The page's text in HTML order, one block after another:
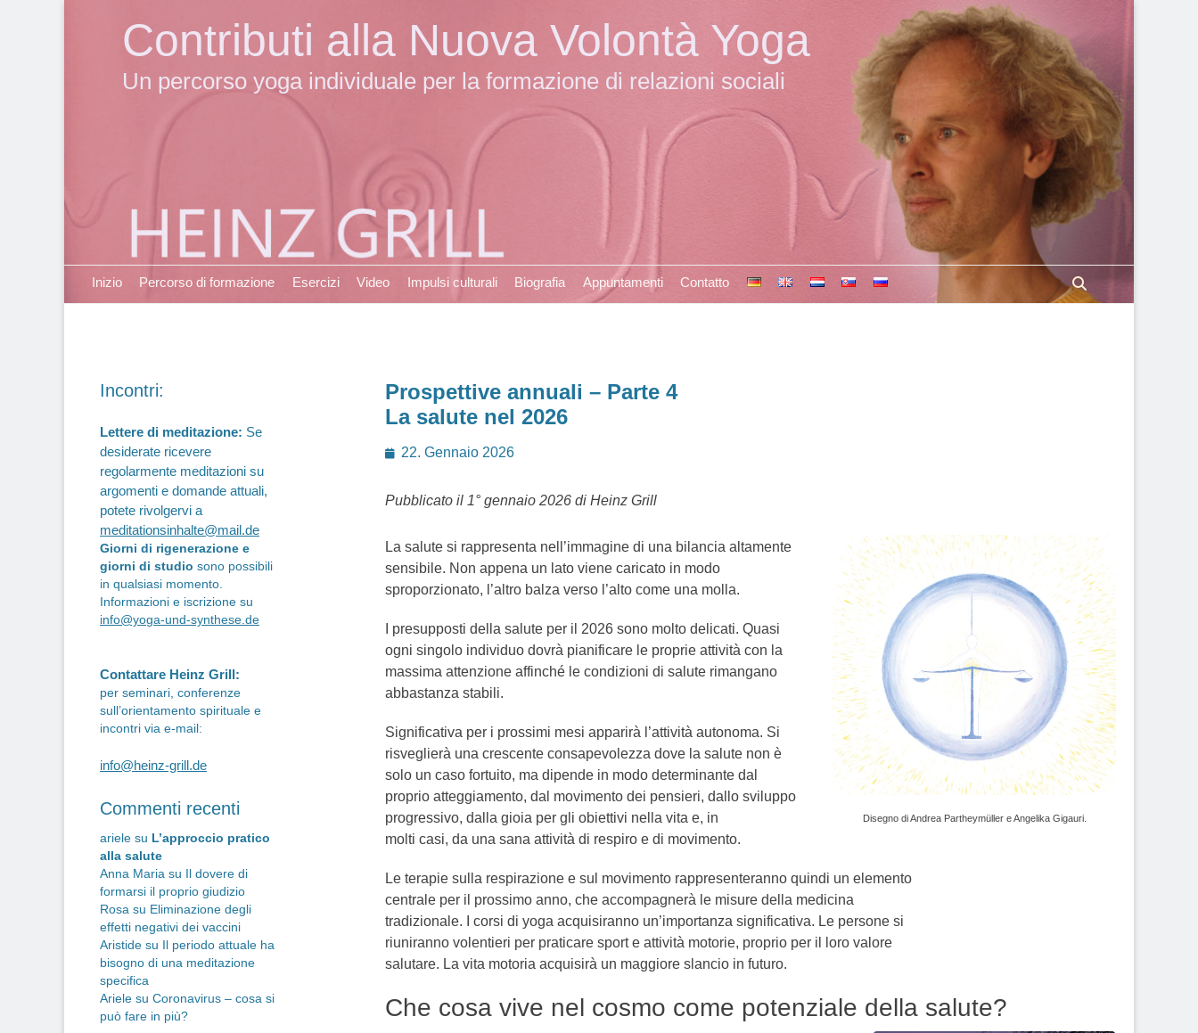
Contributi alla Nuova Volontà Yoga
Un percorso yoga individuale per la formazione di relazioni sociali
Primary Menu
Skip
Inizio Percorso di formazione Esercizi Video Impulsi culturali Biografia Appuntamenti Contatto
Prospettive annuali – Parte 4
La salute nel 2026
Posted
22. Gennaio 2026
Pubblicato il 1° gennaio 2026 di Heinz Grill
Disegno di Andrea Partheymüller e Angelika Gigauri.
La salute si rappresenta nell’immagine di una bilancia altamente
sensibile. Non appena un lato viene caricato in modo
sproporzionato, l’altro balza verso l’alto come una molla.
I presupposti della salute per il 2026 sono molto delicati. Quasi
ogni singolo individuo dovrà pianificare le proprie attività con la
massima attenzione affinché le condizioni di salute rimangano
abbastanza stabili.
Significativa per i prossimi mesi apparirà l’attività autonoma. Si
risveglierà una crescente consapevolezza dove la salute non è
solo un caso fortuito, ma dipende in modo determinante dal
proprio atteggiamento, dal movimento dei pensieri, dallo sviluppo
progressivo, dalla gioia per gli obiettivi nella vita e, in
molti casi, da una sana attività di respiro e di movimento.
Le terapie sulla respirazione e sul movimento rappresenteranno quindi un elemento
centrale per il prossimo anno, che accompagnerà le misure della medicina
tradizionale. I corsi di yoga acquisiranno un’importanza significativa. Le persone si
riuniranno volentieri per praticare sport e attività motorie, proprio per il loro valore
salutare. La vita motoria acquisirà un maggiore slancio in futuro.
Che cosa vive nel cosmo come potenziale della salute?
Incontri:
Lettere di meditazione: Se
desiderate ricevere
regolarmente meditazioni su
argomenti e domande attuali,
potete rivolgervi a
meditationsinhalte@mail.de
Giorni di rigenerazione e
giorni di studio sono possibili
in qualsiasi momento.
Informazioni e iscrizione su
info@yoga-und-synthese.de
Contattare Heinz Grill:
per seminari, conferenze
sull’orientamento spirituale e
incontri via e-mail:
info@heinz-grill.de
Commenti recenti
ariele su L’approccio pratico
alla salute
Anna Maria su Il dovere di
formarsi il proprio giudizio
Rosa su Eliminazione degli
effetti negativi dei vaccini
Aristide su Il periodo attuale ha
bisogno di una meditazione
specifica
Ariele su Coronavirus – cosa si
può fare in più?